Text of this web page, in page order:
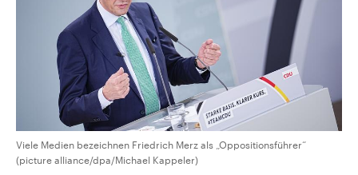
Viele Medien bezeichnen Friedrich Merz als „Oppositionsführer“
(picture alliance/dpa/Michael Kappeler)